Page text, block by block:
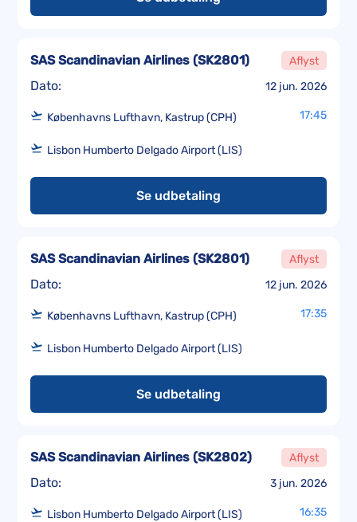
Dato: 12 jun. 2026
SAS Scandinavian Airlines (SK2801) Aflyst
Københavns Lufthavn, Kastrup (CPH) 17:45
Lisbon Humberto Delgado Airport (LIS)
Se udbetaling
Dato: 12 jun. 2026
SAS Scandinavian Airlines (SK2801) Aflyst
Københavns Lufthavn, Kastrup (CPH) 17:35
Lisbon Humberto Delgado Airport (LIS)
Se udbetaling
Dato: 3 jun. 2026
SAS Scandinavian Airlines (SK2802) Aflyst
Lisbon Humberto Delgado Airport (LIS) 16:35